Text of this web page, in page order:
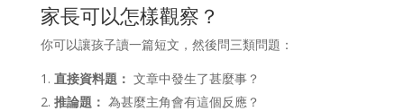
家長可以怎樣觀察？
你可以讓孩子讀一篇短文，然後問三類問題：
直接資料題： 文章中發生了甚麼事？
推論題： 為甚麼主角會有這個反應？